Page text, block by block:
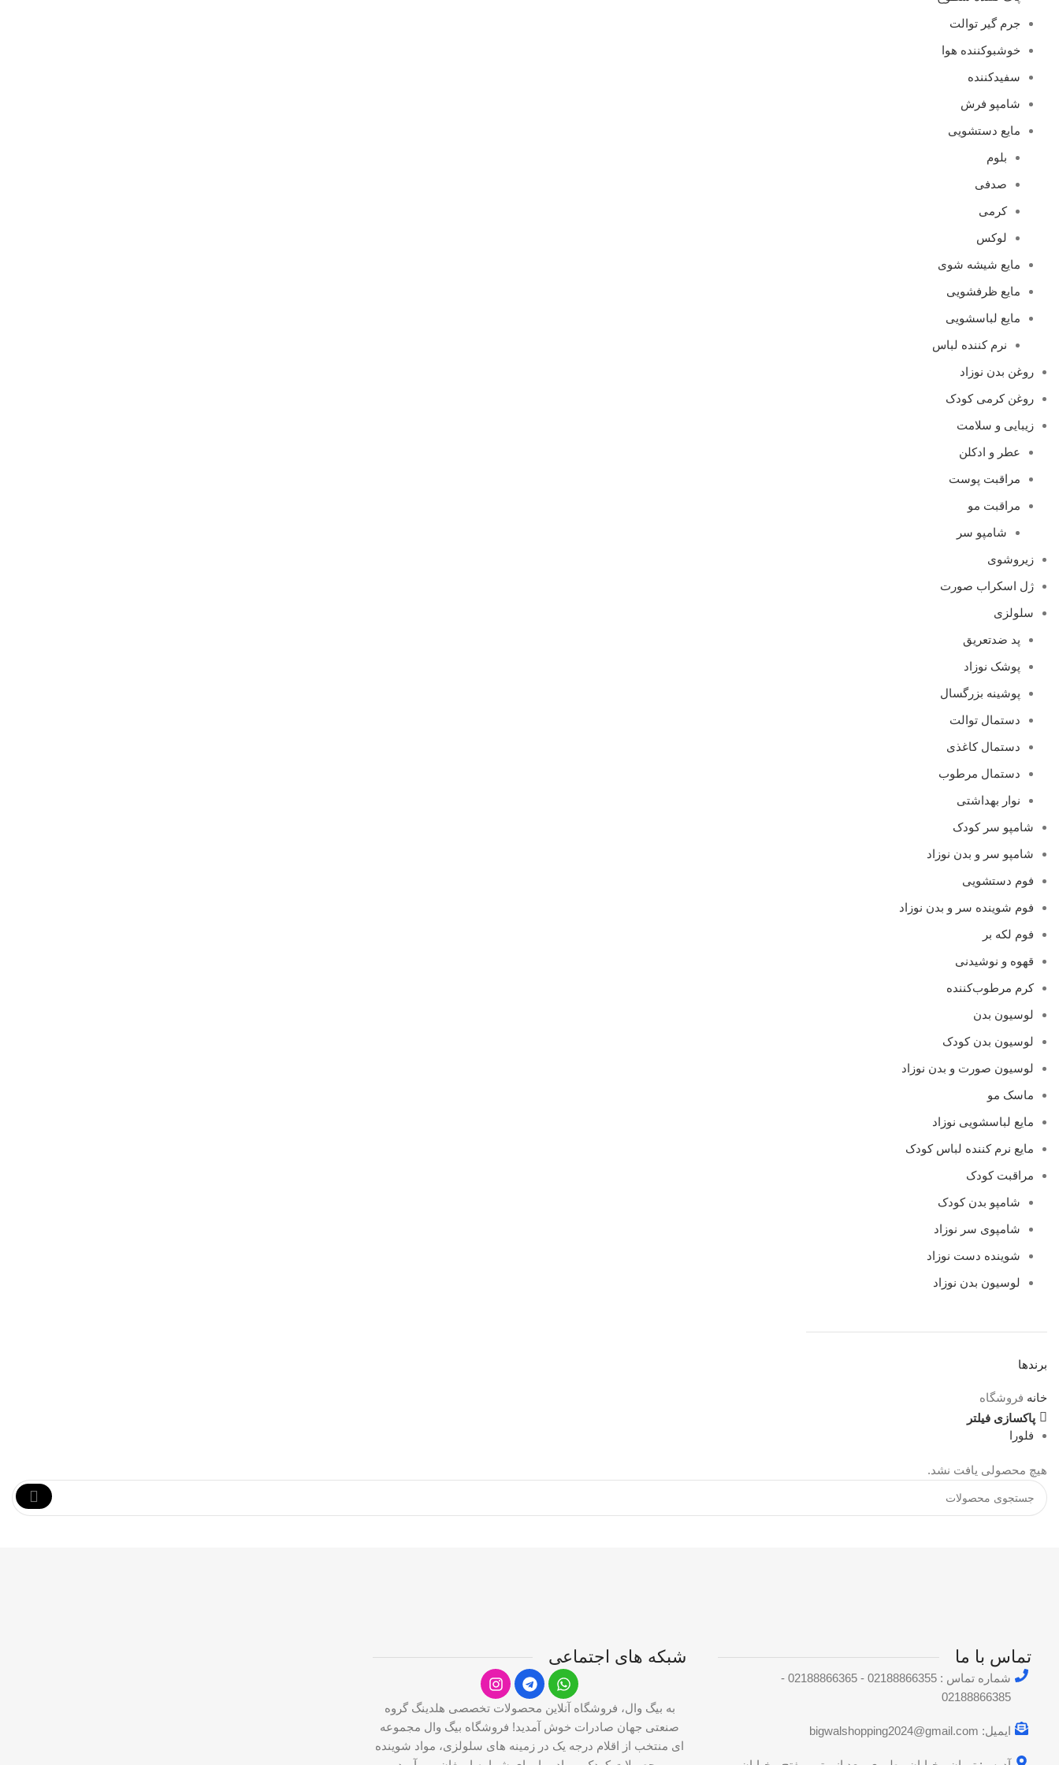
جرم گیر توالت
خوشبوکننده هوا
سفیدکننده
شامپو فرش
مایع دستشویی
بلوم
صدفی
کرمی
لوکس
مایع شیشه شوی
مایع ظرفشویی
مایع لباسشویی
نرم کننده لباس
روغن بدن نوزاد
روغن کرمی کودک
زیبایی و سلامت
عطر و ادکلن
مراقبت پوست
مراقبت مو
شامپو سر
زیروشوی
ژل اسکراب صورت
سلولزی
پد ضدتعریق
پوشک نوزاد
پوشینه بزرگسال
دستمال توالت
دستمال کاغذی
دستمال مرطوب
نوار بهداشتی
شامپو سر کودک
شامپو سر و بدن نوزاد
فوم دستشویی
فوم شوینده سر و بدن نوزاد
فوم لکه بر
قهوه و نوشیدنی
کرم مرطوب‌کننده
لوسیون بدن
لوسیون بدن کودک
لوسیون صورت و بدن نوزاد
ماسک مو
مایع لباسشویی نوزاد
مایع نرم کننده لباس کودک
مراقبت کودک
شامپو بدن کودک
شامپوی سر نوزاد
شوینده دست نوزاد
لوسیون بدن نوزاد
برندها
خانه فروشگاه
پاکسازی فیلتر
فلورا
هیچ محصولی یافت نشد.
تماس با ما
شماره تماس : 02188866355 - 02188866365 -
02188866385
ایمیل: bigwalshopping2024@gmail.com
شبکه های اجتماعی
به بیگ وال، فروشگاه آنلاین محصولات تخصصی هلدینگ گروه
صنعتی جهان صادرات خوش آمدید! فروشگاه بیگ وال مجموعه
ای منتخب از اقلام درجه یک در زمینه های سلولزی، مواد شوینده